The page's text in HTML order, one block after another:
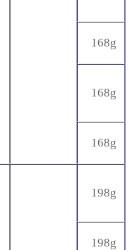
168g
168g
168g
198g
198g